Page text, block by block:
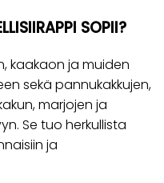
SOPII?
kaakaon ja muiden
sekä pannukakkujen,
marjojen ja
Se tuo herkullista
ja